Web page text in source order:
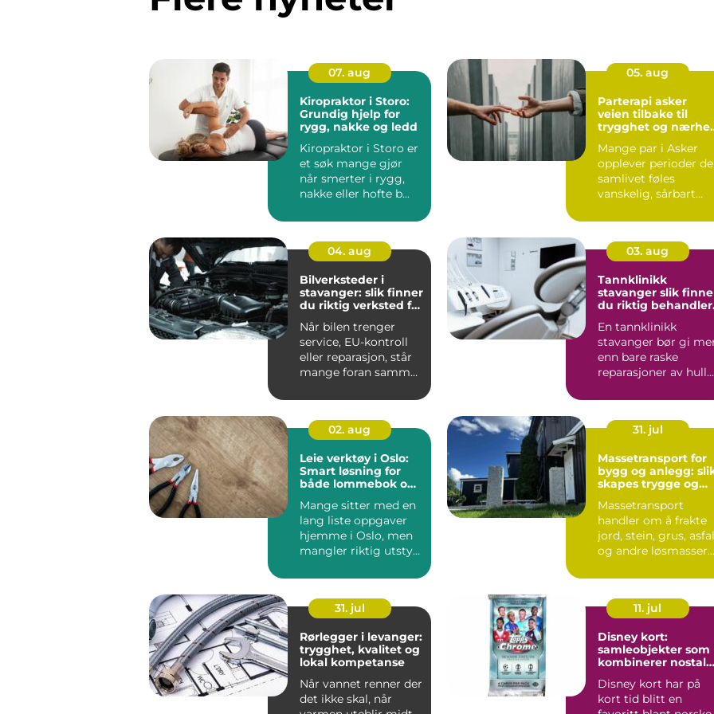
07. aug
Kiropraktor i Storo:
Grundig hjelp for
rygg, nakke og ledd
Kiropraktor i Storo er
et søk mange gjør
når smerter i rygg,
nakke eller hofte b...
05. aug
Parterapi asker
veien tilbake til
trygghet og nærhet
Mange par i Asker
opplever perioder
samlivet føles
vanskelig, sårbart
misfor...
04. aug
Bilverksteder i
stavanger: slik finner
du riktig verksted for
Når bilen trenger
service, EU-kontroll
eller reparasjon, står
mange foran samme
03. aug
Tannklinikk
stavanger slik finner
du riktig behandler
En tannklinikk
stavanger bør gi
enn bare raske
reparasjoner av hull.
sted der...
02. aug
Leie verktøy i Oslo:
Smart løsning for
både lommebok og
Mange sitter med en
lang liste oppgaver
hjemme i Oslo, men
mangler riktig utstyr.
31. jul
Massetransport for
bygg og anlegg:
skapes trygge og
Massetransport
handler om å frakte
jord, stein, grus,
og andre løsmasser
31. jul
Rørlegger i levanger:
trygghet, kvalitet og
lokal kompetanse
Når vannet renner der
det ikke skal, når
11. jul
Disney kort:
samleobjekter som
kombinerer nostalgi
Disney kort har på
kort tid blitt en